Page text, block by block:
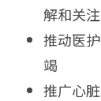
解和关注
推动医
竭
推广心